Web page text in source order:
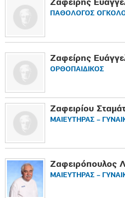
Ζαφείρης
ΠΑΘΟΛΟΓΟΣ
Ζαφείρης
ΟΡΘΟΠAIΔΙΚΟΣ
Ζαφειρίου
ΜΑΙΕΥΤΗΡΑΣ –
Ζαφειρόπουλος
ΜΑΙΕΥΤΗΡΑΣ –